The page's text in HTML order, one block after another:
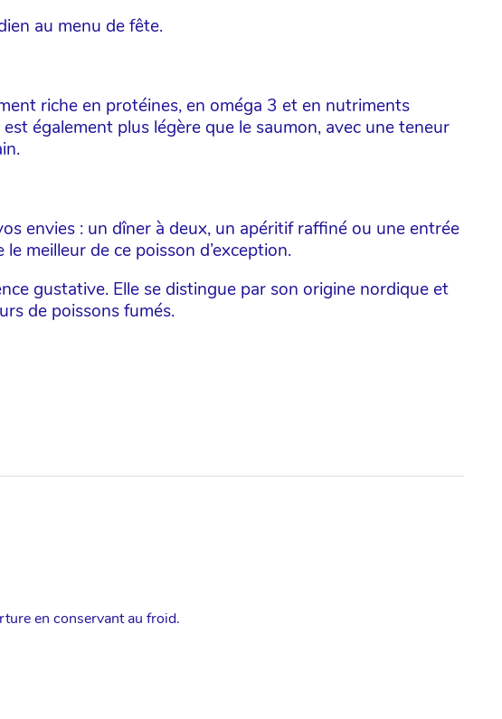
au menu de fête.
riche en protéines, en oméga 3 et en nutriments
également plus légère que le saumon, avec une teneur
envies : un dîner à deux, un apéritif raffiné ou une entrée
meilleur de ce poisson d’exception.
gustative. Elle se distingue par son origine nordique et
de poissons fumés.
en conservant au froid.